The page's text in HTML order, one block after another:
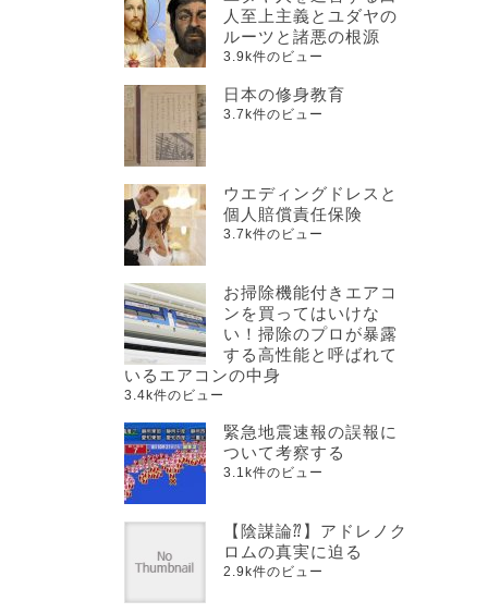
人至上主義とユダヤの
ルーツと諸悪の根源
3.9k件のビュー
日本の修身教育
3.7k件のビュー
ウエディングドレスと
個人賠償責任保険
3.7k件のビュー
お掃除機能付きエアコ
ンを買ってはいけな
い！掃除のプロが暴露
する高性能と呼ばれて
いるエアコンの中身
3.4k件のビュー
緊急地震速報の誤報に
ついて考察する
3.1k件のビュー
【陰謀論⁇】アドレノク
ロムの真実に迫る
2.9k件のビュー